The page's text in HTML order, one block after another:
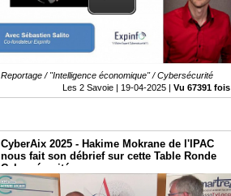
Reportage / "Intelligence économique" / Cybersécurité
Les 2 Savoie | 19-04-2025 |Vu 67391 fois
CyberAix 2025 - Hakime Mokrane de l'IPAC
nous fait son débrief sur cette Table Ronde
Cybersécurité